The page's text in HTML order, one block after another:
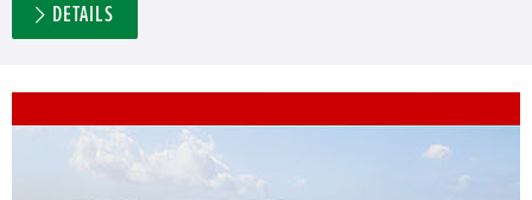
DETAILS